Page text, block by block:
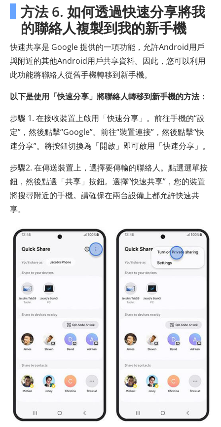
方法 6. 如何透過快速分享將我
的聯絡人複製到我的新手機
快速共享是 Google 提供的一項功能，允許Android用戶
與附近的其他Android用戶共享資料。因此，您可以利用
此功能將聯絡人從舊手機轉移到新手機。
以下是使用「快速分享」將聯絡人轉移到新手機的方法：
步驟 1. 在接收裝置上啟用「快速分享」。前往手機的“設
定”，然後點擊“Google”。前往“裝置連接”，然後點擊“快
速分享”。將按鈕切換為「開啟」即可啟用「快速分享」。
步驟2. 在傳送裝置上，選擇要傳輸的聯絡人。點選選單按
鈕，然後點選「共享」按鈕。選擇“快速共享”，您的裝置
將搜尋附近的手機。請確保在兩台設備上都允許快速共
享。